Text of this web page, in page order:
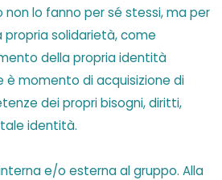
lo fanno per sé stessi, ma per
propria solidarietà, come
della propria identità
è momento di acquisizione di
dei propri bisogni, diritti,
identità.
e/o esterna al gruppo. Alla